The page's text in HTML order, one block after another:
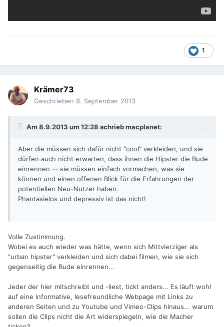
1
Krämer73
Geschrieben 8. September 2013
Am 8.9.2013 um 12:28 schrieb macplanet:
Aber die müssen sich dafür nicht "cool" verkleiden, und sie
dürfen auch nicht erwarten, dass ihnen die Hipster die Bude
einrennen -- sie müssen einfach vormachen, was sie
können und einen offenen Blick für die Erfahrungen der
potentiellen Neu-Nutzer haben.
Phantasielos und depressiv ist das nicht!
Volle Zustimmung.
Wobei es auch wieder was hätte, wenn sich Mittvierziger als
"urban hipster" verkleiden und sich dabei filmen, wie sie sich
gegenseitig die Bude einrennen...
Jeder der hier mitschreibt und -liest, tickt anders... Es läuft wohl
auf eine informative, lesefreundliche Webpage mit Links zu
anderen Seiten und zu Youtube und Vimeo-Clips hinaus... warum
sollen die Clips nicht die Art widerspiegeln, wie die Macher